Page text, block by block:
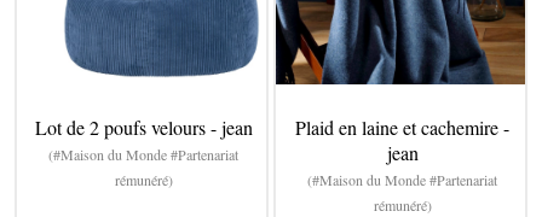
Lot de 2 poufs velours - jean
(#Maison du Monde #Partenariat
rémunéré)
Plaid en laine et cachemire -
jean
(#Maison du Monde #Partenariat
rémunéré)